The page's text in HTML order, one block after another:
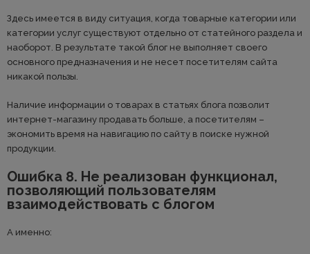
Здесь имеется в виду ситуация, когда товарные категории или
категории услуг существуют отдельно от статейного раздела и
наоборот. В результате такой блог не выполняет своего
основного предназначения и не несет посетителям сайта
никакой пользы.
Наличие информации о товарах в статьях блога позволит
интернет-магазину продавать больше, а посетителям –
экономить время на навигацию по сайту в поиске нужной
продукции.
Ошибка 8. Не реализован функционал,
позволяющий пользователям
взаимодействовать с блогом
А именно: